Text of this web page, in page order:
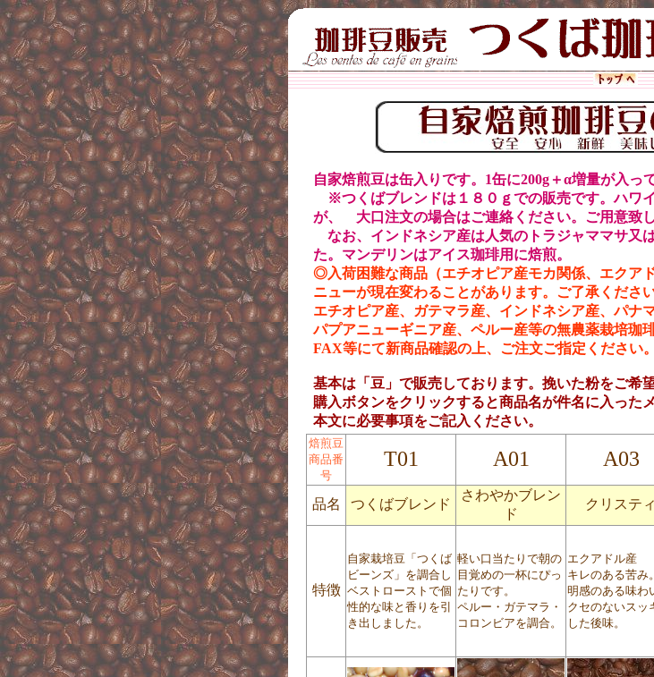
自家焙煎豆は缶入りです。1缶に200g＋α増量が入っ
※つくばブレンドは１８０ｇでの販売です。ハワ
が、 大口注文の場合はご連絡ください。ご用意致し
なお、イ ンドネシア産は人気のトラジャママサ又
た。 マンデリンはアイス珈琲用に焙煎。
◎入荷困難な商品（エチオピア産モカ関係、エクア
ニューが現在変わることがあります。ご了承ください
エチオピア産、ガテマラ産、インドネシア産、パナ
パプアニューギニア産、ペルー産等の無農薬栽培珈
FAX等にて新商品確認の上、ご注文ご指定ください。
基本は「豆」で販売しております。挽いた粉をご希
購入ボタンをクリックすると商品名が件名に入った
本文に必要事項をご記入ください。
焙煎豆
商品番
号
T01 A01 A03
品名 つくばブレンド
さわやかブレン
ド
クリスティ
特徴
自家栽培豆「つくば
ビーンズ」を調合し
ベストローストで個
性的な味と香りを引
き出しました。
軽い口当たりで朝の
目覚めの一杯にぴっ
たりです。
ペルー・ガテマラ・
コロンビアを調合。
エクアドル産
キレのある苦み
明感のある味わ
クセのないスッ
した後味。